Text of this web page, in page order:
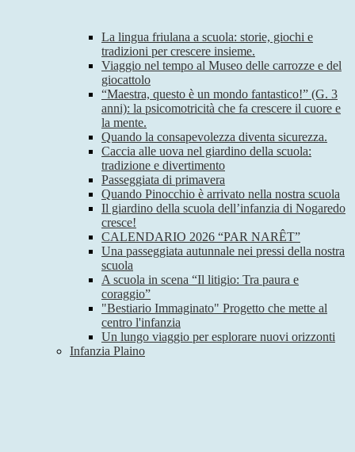
La lingua friulana a scuola: storie, giochi e
tradizioni per crescere insieme.
Viaggio nel tempo al Museo delle carrozze e del
giocattolo
“Maestra, questo è un mondo fantastico!” (G. 3
anni): la psicomotricità che fa crescere il cuore e
la mente.
Quando la consapevolezza diventa sicurezza.
Caccia alle uova nel giardino della scuola:
tradizione e divertimento
Passeggiata di primavera
Quando Pinocchio è arrivato nella nostra scuola
Il giardino della scuola dell’infanzia di Nogaredo
cresce!
CALENDARIO 2026 “PAR NARÊT”
Una passeggiata autunnale nei pressi della nostra
scuola
A scuola in scena “Il litigio: Tra paura e
coraggio”
"Bestiario Immaginato" Progetto che mette al
centro l'infanzia
Un lungo viaggio per esplorare nuovi orizzonti
Infanzia Plaino